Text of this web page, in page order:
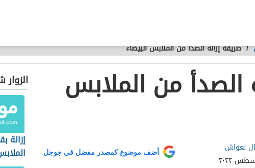
/طريقة إزالة الصدأ من الملابس البيضاء
الصدأ من الملابس
نعواش
أضف موضوع كمصدر مفضل في جوجل
إزالة